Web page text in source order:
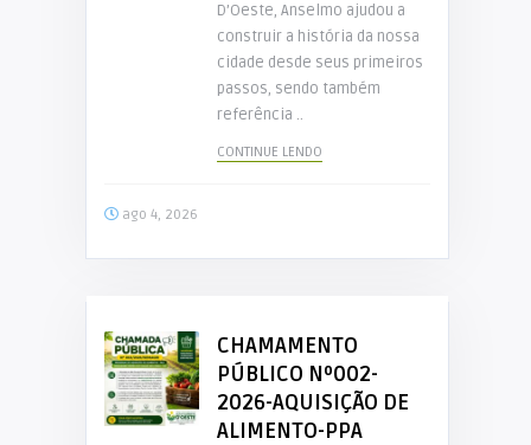
D’Oeste, Anselmo ajudou a
construir a história da nossa
cidade desde seus primeiros
passos, sendo também
referência ..
CONTINUE LENDO
ago 4, 2026
CHAMAMENTO
PÚBLICO Nº002-
2026-AQUISIÇÃO DE
ALIMENTO-PPA